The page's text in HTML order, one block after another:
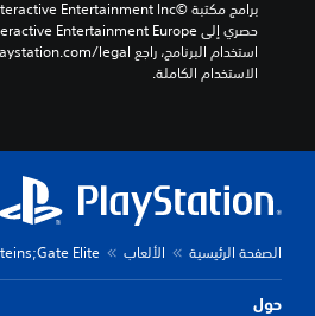
الاستخدام الكاملة.
الصفحة الرئيسية الألعاب Steins;Gate Elite
حول